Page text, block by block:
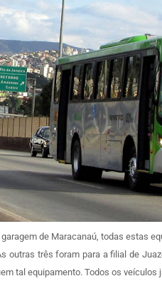
de Maracanaú, todas estas
outras três foram para a filial de
tal equipamento. Todos os veículos